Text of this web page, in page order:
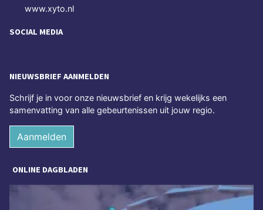
www.xyto.nl
SOCIAL MEDIA
NIEUWSBRIEF AANMELDEN
Schrijf je in voor onze nieuwsbrief en krijg wekelijks een
samenvatting van alle gebeurtenissen uit jouw regio.
Aanmelden
ONLINE DAGBLADEN